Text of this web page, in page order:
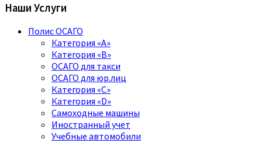
Наши Услуги
Полис ОСАГО
Категория «A»
Категория «B»
ОСАГО для такси
ОСАГО для юр.лиц
Категория «C»
Категория «D»
Самоходные машины
Иностранный учет
Учебные автомобили